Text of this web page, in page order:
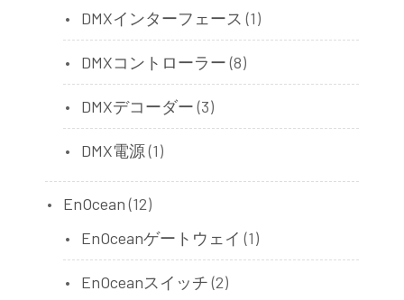
DMXインターフェース (1)
DMXコントローラー (8)
DMXデコーダー (3)
DMX電源(1)
EnOcean (12)
EnOceanゲートウェイ (1)
EnOceanスイッチ (2)